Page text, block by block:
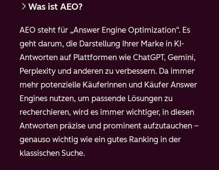
Was ist AEO?
AEO steht für „Answer Engine Optimization“. Es
geht darum, die Darstellung Ihrer Marke in KI-
Antworten auf Plattformen wie ChatGPT, Gemini,
Perplexity und anderen zu verbessern. Da immer
mehr potenzielle Käuferinnen und Käufer Answer
Engines nutzen, um passende Lösungen zu
recherchieren, wird es immer wichtiger, in diesen
Antworten präzise und prominent aufzutauchen –
genauso wichtig wie ein gutes Ranking in der
klassischen Suche.